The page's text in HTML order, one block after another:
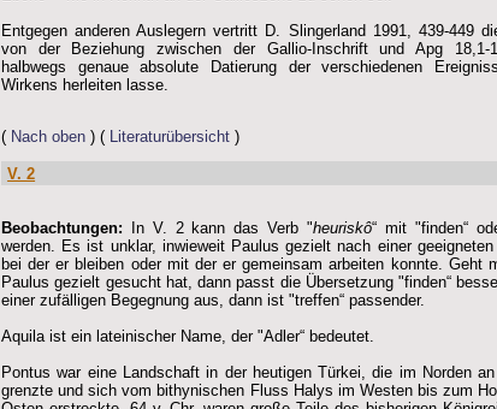
Entgegen anderen Auslegern vertritt D. Slingerland 1991, 439-449
von der Beziehung zwischen der Gallio-Inschrift und Apg 18,1-
halbwegs genaue absolute Datierung der verschiedenen
Wirkens herleiten lasse.
( Nach oben ) ( Literaturübersicht )
V. 2
Beobachtungen: In V. 2 kann das Verb "heuriskô“ mit "finden“
werden. Es ist unklar, inwieweit Paulus gezielt nach einer geeigneten
bei der er bleiben oder mit der er gemeinsam arbeiten konnte. Geht
Paulus gezielt gesucht hat, dann passt die Übersetzung "finden“
einer zufälligen Begegnung aus, dann ist "treffen“ passender.
Aquila ist ein lateinischer Name, der "Adler“ bedeutet.
Pontus war eine Landschaft in der heutigen Türkei, die im Norden
grenzte und sich vom bithynischen Fluss Halys im Westen bis zum